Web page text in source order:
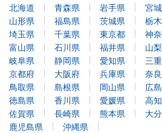
北海道
青森県 岩手県 宮
山形県
福島県 茨城県 栃
埼玉県
千葉県 東京都 神
富山県
石川県 福井県 山
岐阜県
静岡県 愛知県 三
京都府
大阪府 兵庫県 奈
鳥取県
島根県 岡山県 広
徳島県
香川県 愛媛県 高
佐賀県
長崎県 熊本県 大
鹿児島県
沖縄県